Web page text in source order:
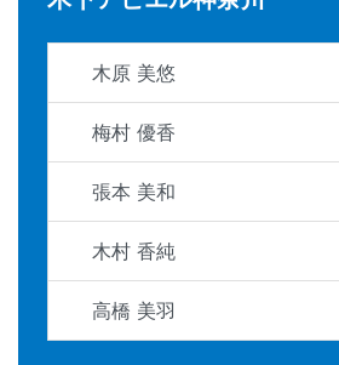
木原 美悠
梅村 優香
張本 美和
木村 香純
高橋 美羽